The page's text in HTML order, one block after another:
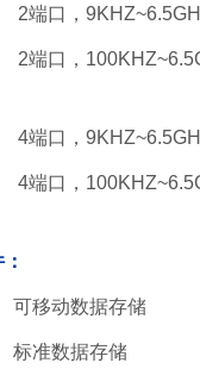
2端口，
2端口，
4端口，
4端口，
可移动数据存储
标准数据存储